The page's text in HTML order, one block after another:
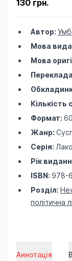
130 грн.
Автор:
Мова
Мова
Кількість
Формат:
Жанр:
Серія:
Рік
ISBN: 978-
Розділ:
політична
Аннотація